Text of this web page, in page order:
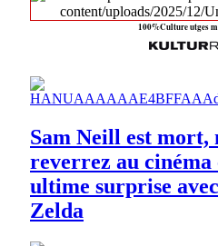
100%Culture utges
Sam Neill est mort,
reverrez au cinéma
ultime surprise
Zelda